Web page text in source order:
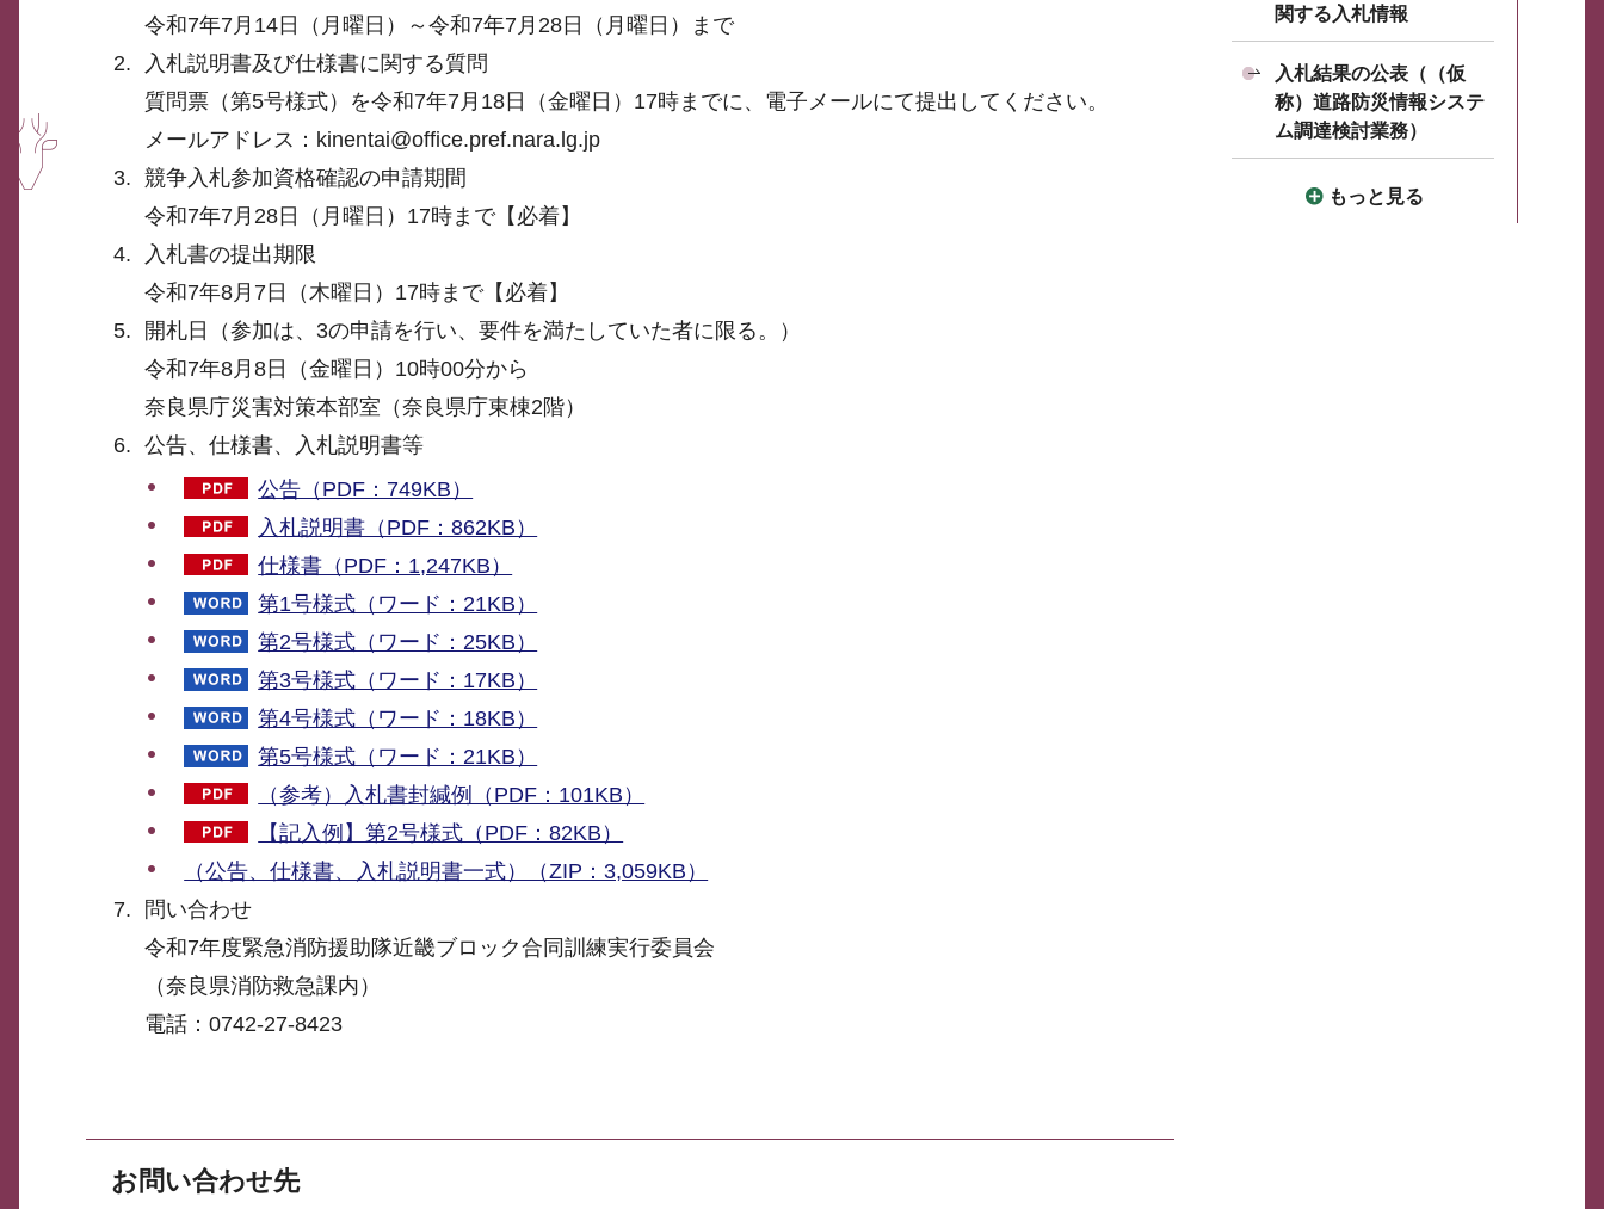
令和7年7月14日（月曜日）～令和7年7月28日（月曜日）まで
入札説明書及び仕様書に関する質問
質問票（第5号様式）を令和7年7月18日（金曜日）17時までに、電子メールにて提出してください。
メールアドレス：kinentai@office.pref.nara.lg.jp
競争入札参加資格確認の申請期間
令和7年7月28日（月曜日）17時まで【必着】
入札書の提出期限
令和7年8月7日（木曜日）17時まで【必着】
開札日（参加は、3の申請を行い、要件を満たしていた者に限る。）
令和7年8月8日（金曜日）10時00分から
奈良県庁災害対策本部室（奈良県庁東棟2階）
公告、仕様書、入札説明書等
公告（PDF：749KB）
入札説明書（PDF：862KB）
仕様書（PDF：1,247KB）
第1号様式（ワード：21KB）
第2号様式（ワード：25KB）
第3号様式（ワード：17KB）
第4号様式（ワード：18KB）
第5号様式（ワード：21KB）
（参考）入札書封緘例（PDF：101KB）
【記入例】第2号様式（PDF：82KB）
（公告、仕様書、入札説明書一式）（ZIP：3,059KB）
問い合わせ
令和7年度緊急消防援助隊近畿ブロック合同訓練実行委員会
（奈良県消防救急課内）
電話：0742-27-8423
お問い合わせ先
関する入札情報
入札結果の公表（（仮
称）道路防災情報システ
ム調達検討業務）
もっと見る